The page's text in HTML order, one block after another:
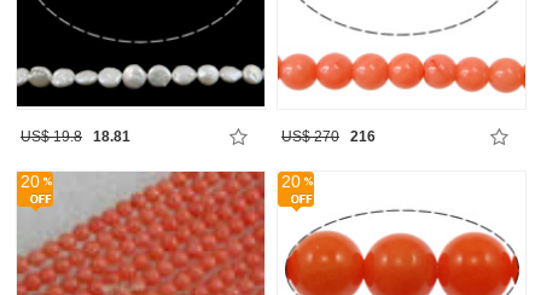
US$ 19.8 18.81 US$ 270 216
20 20